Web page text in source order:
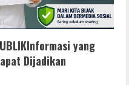
yang
Dijadikan